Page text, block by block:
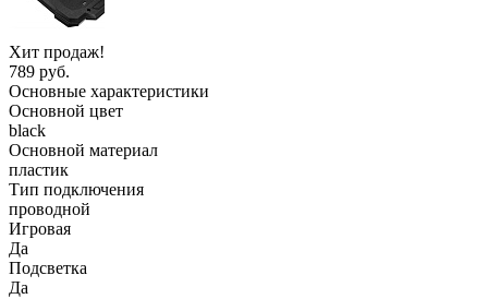
Хит продаж!
789 руб.
Основные характеристики
Основной цвет
black
Основной материал
пластик
Тип подключения
проводной
Игровая
Да
Подсветка
Да